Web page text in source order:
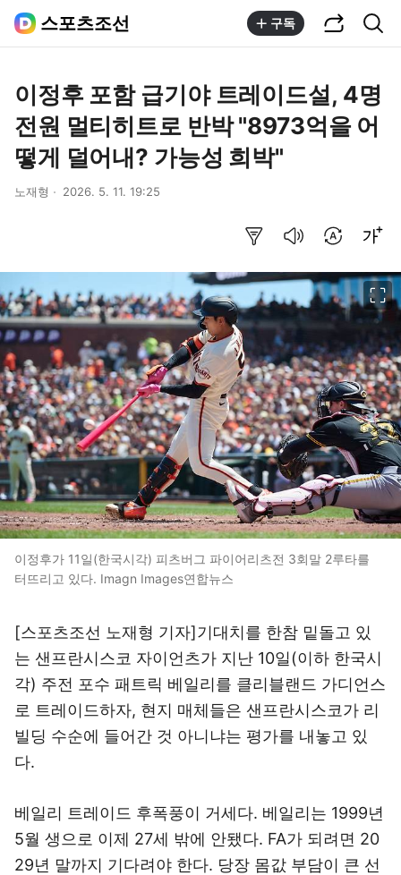
스포츠조선 구독
이정후 포함 급기야 트레이드설, 4명
전원 멀티히트로 반박 "8973억을 어
떻게 덜어내? 가능성 희박"
노재형 2026. 5. 11. 19:25
이정후가 11일(한국시각) 피츠버그 파이어리츠전 3회말 2루타를
터뜨리고 있다. Imagn Images연합뉴스
[스포츠조선 노재형 기자]기대치를 한참 밑돌고 있
는 샌프란시스코 자이언츠가 지난 10일(이하 한국시
각) 주전 포수 패트릭 베일리를 클리블랜드 가디언스
로 트레이드하자, 현지 매체들은 샌프란시스코가 리
빌딩 수순에 들어간 것 아니냐는 평가를 내놓고 있
다.
베일리 트레이드 후폭풍이 거세다. 베일리는 1999년
5월 생으로 이제 27세 밖에 안됐다. FA가 되려면 20
29년 말까지 기다려야 한다. 당장 몸값 부담이 큰 선